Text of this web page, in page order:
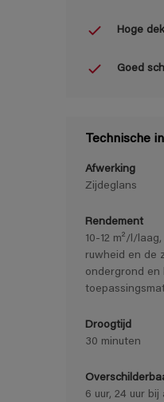
Hoge
Goed
Technische
Afwerking
Zijdeglans
Rendement
10-12 m²/l/
ruwheid en de
ondergrond en
Droogtijd
30 minuten
6 uur, 24 uur